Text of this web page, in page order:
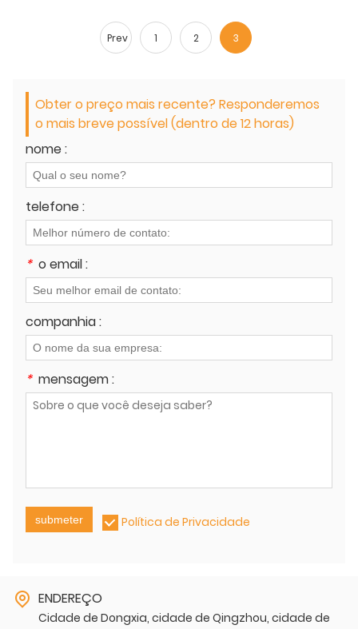
Prev 1 2 3
Obter o preço mais recente? Responderemos
o mais breve possível (dentro de 12 horas)
nome :
telefone :
* o email :
companhia :
* mensagem :
submeter Política de Privacidade
ENDEREÇO
Cidade de Dongxia, cidade de Qingzhou, cidade de